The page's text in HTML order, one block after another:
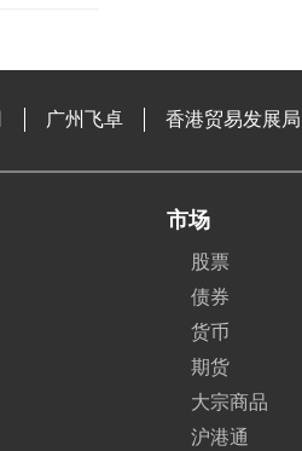
广州飞卓 香港贸易发展局
市场
股票
债券
货币
期货
大宗商品
沪港通